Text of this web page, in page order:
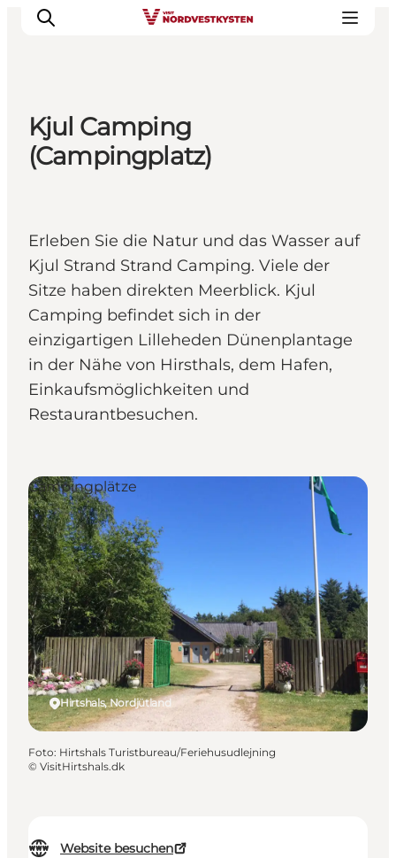
Urlaubsorte
Inspiration
Mach deine Urlaubsplanung
Kjul Camping
(Campingplatz)
Erleben Sie die Natur und das Wasser auf
Kjul Strand Strand Camping. Viele der
Sitze haben direkten Meerblick. Kjul
Camping befindet sich in der
einzigartigen Lilleheden Dünenplantage
in der Nähe von Hirsthals, dem Hafen,
Einkaufsmöglichkeiten und
Restaurantbesuchen.
Website besuchen
Hirtshals, Nordjütland
Campingplätze
Foto: Hirtshals Turistbureau/Feriehusudlejning
© VisitHirtshals.dk